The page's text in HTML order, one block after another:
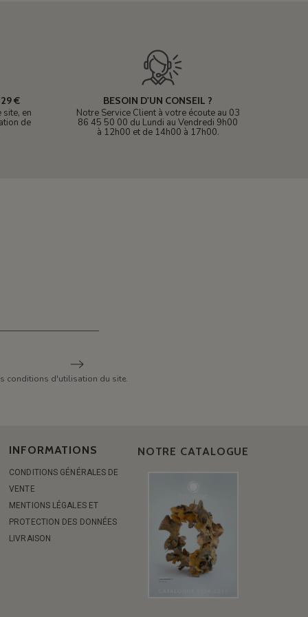
€
en
de
BESOIN D'UN CONSEIL ?
Notre Service Client à votre écoute au 03
86 45 50 00 du Lundi au Vendredi 9h00
à 12h00 et de 14h00 à 17h00.
conditions d'utilisation du site.
INFORMATIONS
CONDITIONS GÉNÉRALES DE
VENTE
MENTIONS LÉGALES ET
PROTECTION DES DONNÉES
LIVRAISON
NOTRE CATALOGUE